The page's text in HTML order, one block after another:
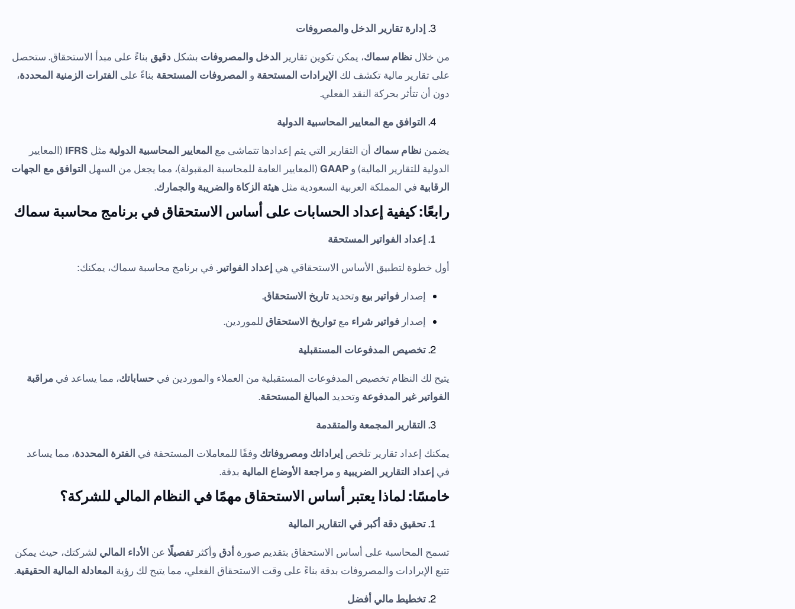
إدارة تقارير الدخل والمصروفات
من خلال نظام سماك، يمكن تكوين تقارير الدخل والمصروفات بشكل دقيق بناءً على مبدأ الاستحقاق. ستحصل
على تقارير مالية تكشف لك الإيرادات المستحقة و المصروفات المستحقة بناءً على الفترات الزمنية المحددة،
دون أن تتأثر بحركة النقد الفعلي.
التوافق مع المعايير المحاسبية الدولية
يضمن نظام سماك أن التقارير التي يتم إعدادها تتماشى مع المعايير المحاسبية الدولية مثل IFRS (المعايير
الدولية للتقارير المالية) و GAAP (المعايير العامة للمحاسبة المقبولة)، مما يجعل من السهل التوافق مع الجهات
الرقابية في المملكة العربية السعودية مثل هيئة الزكاة والضريبة والجمارك.
رابعًا: كيفية إعداد الحسابات على أساس الاستحقاق في برنامج محاسبة سماك
إعداد الفواتير المستحقة
أول خطوة لتطبيق الأساس الاستحقاقي هي إعداد الفواتير . في برنامج محاسبة سماك، يمكنك:
إصدار فواتير بيع وتحديد تاريخ الاستحقاق.
إصدار فواتير شراء مع تواريخ الاستحقاق للموردين.
تخصيص المدفوعات المستقبلية
يتيح لك النظام تخصيص المدفوعات المستقبلية من العملاء والموردين في حساباتك، مما يساعد في مراقبة
الفواتير غير المدفوعة وتحديد المبالغ المستحقة.
التقارير المجمعة والمتقدمة
يمكنك إعداد تقارير تلخص إيراداتك ومصروفاتك وفقًا للمعاملات المستحقة في الفترة المحددة، مما يساعد
في إعداد التقارير الضريبية و مراجعة الأوضاع المالية بدقة.
خامسًا: لماذا يعتبر أساس الاستحقاق مهمًا في النظام المالي للشركة؟
تحقيق دقة أكبر في التقارير المالية
تسمح المحاسبة على أساس الاستحقاق بتقديم صورة أدق وأكثر تفصيلًا عن الأداء المالي لشركتك، حيث يمكن
تتبع الإيرادات والمصروفات بدقة بناءً على وقت الاستحقاق الفعلي، مما يتيح لك رؤية المعادلة المالية الحقيقية.
تخطيط مالي أفضل